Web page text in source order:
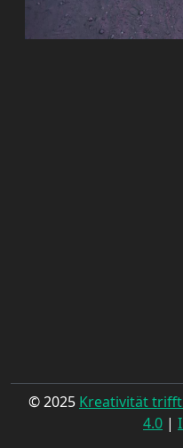
© 2025 Kreativität trifft
4.0 |